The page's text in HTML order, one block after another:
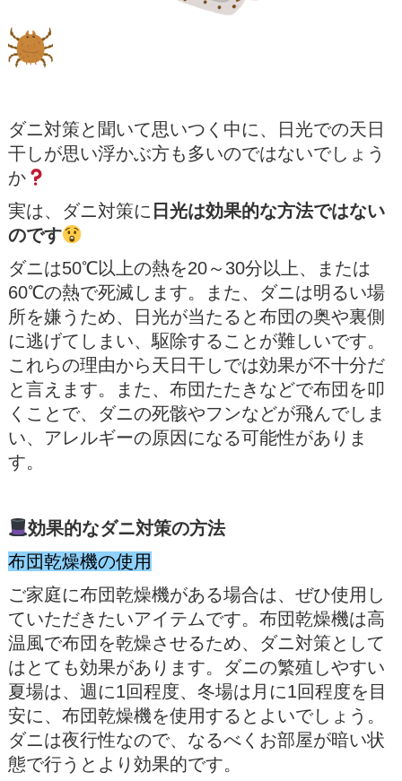
ダニ対策と聞いて思いつく中に、日光での天日
干しが思い浮かぶ方も多いのではないでしょう
か
実は、ダニ対策に 日光は効果的な方法ではない
のです
ダニは50℃以上の熱を20～30分以上、または
60℃の熱で死滅します。また、ダニは明るい場
所を嫌うため、日光が当たると布団の奥や裏側
に逃げてしまい、駆除することが難しいです。
これらの理由から天日干しでは効果が不十分だ
と言えます。また、布団たたきなどで布団を叩
くことで、ダニの死骸やフンなどが飛んでしま
い、アレルギーの原因になる可能性がありま
す。
効果的なダニ対策の方法
布団乾燥機の使用
ご家庭に布団乾燥機がある場合は、ぜひ使用し
ていただきたいアイテムです。布団乾燥機は高
温風で布団を乾燥させるため、ダニ対策として
はとても効果があります。ダニの繁殖しやすい
夏場は、週に1回程度、冬場は月に1回程度を目
安に、布団乾燥機を使用するとよいでしょう。
ダニは夜行性なので、なるべくお部屋が暗い状
態で行うとより効果的です。